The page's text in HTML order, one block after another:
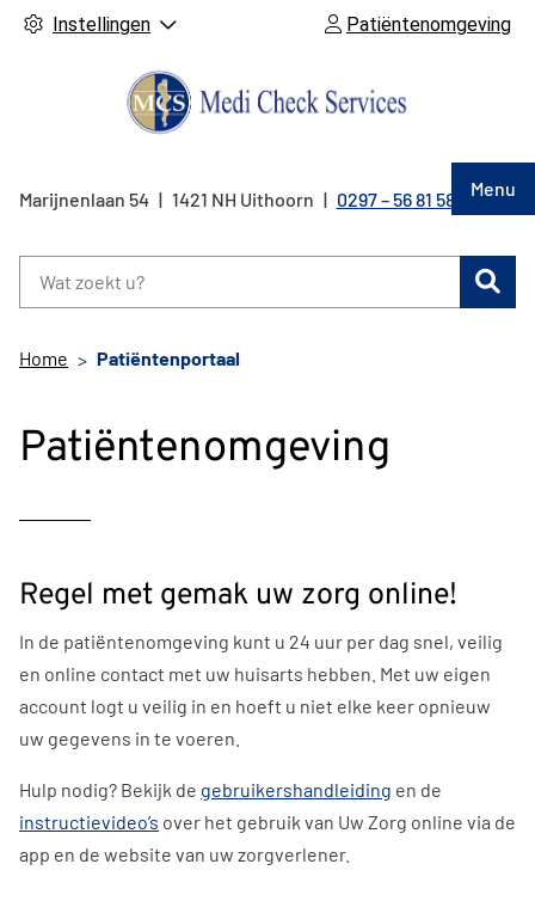
Instellingen Patiëntenomgeving
Menu
Marijnenlaan 54 1421 NH Uithoorn Tel:
0297 – 56 81 58
Home Patiëntenportaal
Patiëntenomgeving
Regel met gemak uw zorg online!
In de patiëntenomgeving kunt u 24 uur per dag snel, veilig
en online contact met uw huisarts hebben. Met uw eigen
account logt u veilig in en hoeft u niet elke keer opnieuw
uw gegevens in te voeren.
Hulp nodig? Bekijk de gebruikershandleiding en de
instructievideo’s over het gebruik van Uw Zorg online via de
app en de website van uw zorgverlener.